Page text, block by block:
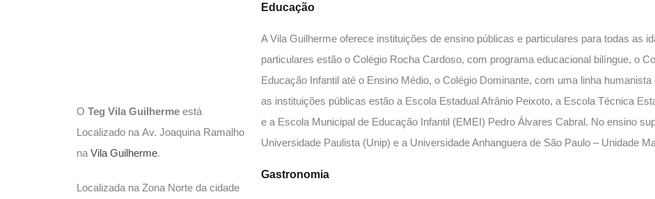
O Teg Vila Guilherme está
Localizado na Av. Joaquina Ramalho
na Vila Guilherme.
Localizada na Zona Norte da cidade
Educação
A Vila Guilherme oferece instituições de ensino públicas e particulares para todas as
particulares estão o Colégio Rocha Cardoso, com programa educacional bilíngue, o
Educação Infantil até o Ensino Médio, o Colégio Dominante, com uma linha
as instituições públicas estão a Escola Estadual Afrânio Peixoto, a Escola Técnica
e a Escola Municipal de Educação Infantil (EMEI) Pedro Álvares Cabral. No ensino
Universidade Paulista (Unip) e a Universidade Anhanguera de São Paulo – Unidade
Gastronomia